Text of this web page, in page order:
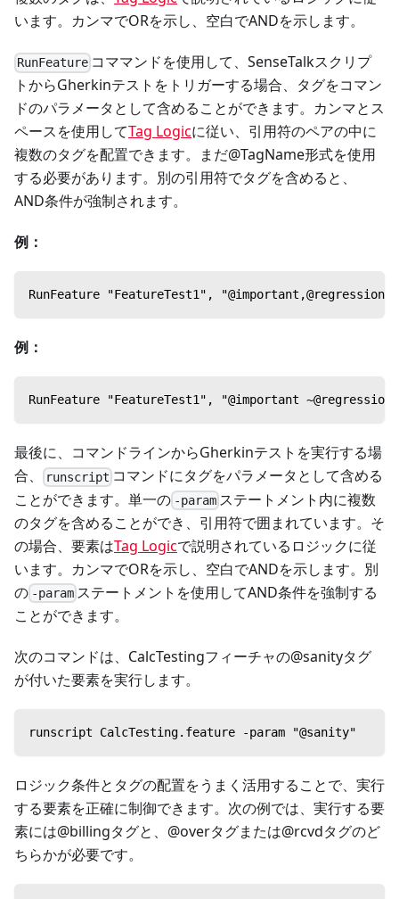
います。カンマでORを示し、空白でANDを示します。
RunFeature コママンドを使用して、SenseTalkスクリプ
トからGherkinテストをトリガーする場合、タグをコマン
ドのパラメータとして含めることができます。カンマとス
ペースを使用してTag Logicに従い、引用符のペアの中に
複数のタグを配置できます。まだ@TagName形式を使用
する必要があります。別の引用符でタグを含めると、
AND条件が強制されます。
例：
RunFeature "FeatureTest1", "@important,@regression" //
例：
RunFeature "FeatureTest1", "@important ~@regression" //
最後に、コマンドラインからGherkinテストを実行する場
合、
runscript コマンドにタグをパラメータとして含める
ことができます。単一の -param ステートメント内に複数
のタグを含めることができ、引用符で囲まれています。そ
の場合、要素はTag Logicで説明されているロジックに従
います。カンマでORを示し、空白でANDを示します。別
の -param ステートメントを使用してAND条件を強制する
ことができます。
次のコマンドは、CalcTestingフィーチャの@sanityタグ
が付いた要素を実行します。
runscript CalcTesting.feature -param "@sanity"
ロジック条件とタグの配置をうまく活用することで、実行
する要素を正確に制御できます。次の例では、実行する要
素には@billingタグと、@overタグまたは@rcvdタグのど
ちらかが必要です。